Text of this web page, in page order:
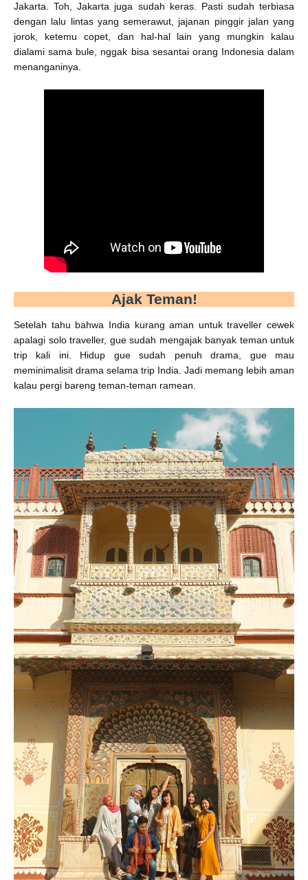
Jakarta. Toh, Jakarta juga sudah keras. Pasti sudah terbiasa
dengan lalu lintas yang semerawut, jajanan pinggir jalan yang
jorok, ketemu copet, dan hal-hal lain yang mungkin kalau
dialami sama bule, nggak bisa sesantai orang Indonesia dalam
menanganinya.
Ajak Teman!
Setelah tahu bahwa India kurang aman untuk traveller cewek
apalagi solo traveller, gue sudah mengajak banyak teman untuk
trip kali ini. Hidup gue sudah penuh drama, gue mau
meminimalisit drama selama trip India. Jadi memang lebih aman
kalau pergi bareng teman-teman ramean.